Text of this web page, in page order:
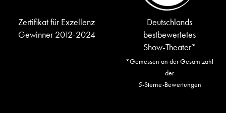
Zertifikat für Exzellenz
Gewinner 2012-2024
Deutschlands
bestbewertetes
Show-Theater*
*Gemessen an der Gesamtzahl
der
5-Sterne-Bewertungen